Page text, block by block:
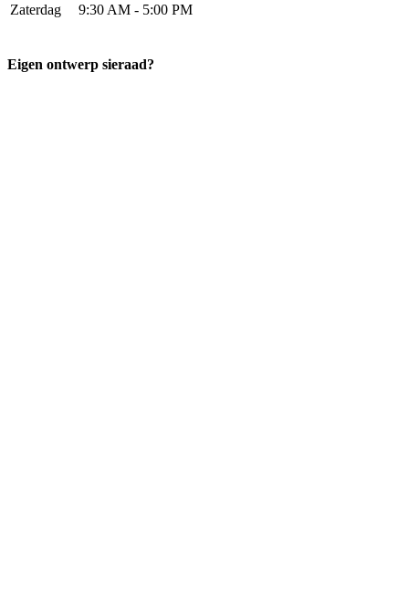
Zaterdag
9:30 AM - 5:00 PM
Eigen ontwerp sieraad?